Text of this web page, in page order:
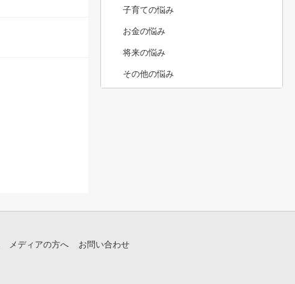
子育ての悩み
お金の悩み
将来の悩み
その他の悩み
メディアの方へ お問い合わせ